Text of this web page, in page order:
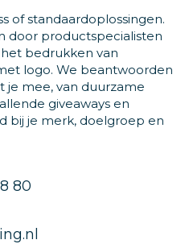
of standaardoplossingen.
door productspecialisten
bedrukken van
logo. We beantwoorden
je mee, van duurzame
giveaways en
bij je merk, doelgroep en
80